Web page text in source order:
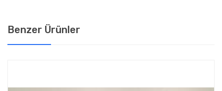
Benzer Ürünler